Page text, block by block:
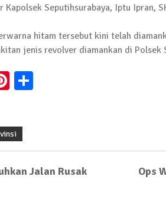
HP di Rumbia, Pelaku
Disporapar Lamteng Terkait
Kapolsek Seputihsurabaya, Iptu Ipran,
hitam tersebut kini telah
jenis revolver diamankan di Polsek
Pinterest
Jalan Rusak
Ops